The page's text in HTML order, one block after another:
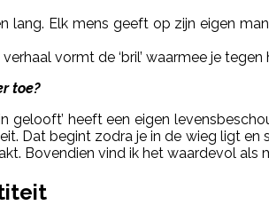
lang. Elk mens geeft op zijn eigen
vormt de ‘bril’ waarmee je tegen
toe?
heeft een eigen
Dat begint zodra je in de wieg ligt
Bovendien vind ik het waardevol als